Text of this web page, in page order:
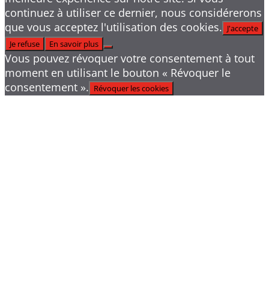
continuez à utiliser ce dernier, nous considérerons
que vous acceptez l'utilisation des cookies. J'accepte
Je refuse
En savoir plus
Vous pouvez révoquer votre consentement à tout
moment en utilisant le bouton « Révoquer le
consentement ». Révoquer les cookies